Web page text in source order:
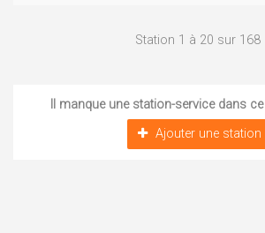
Station 1 à 20 sur 168
Il manque une station-service dans
Ajouter une station